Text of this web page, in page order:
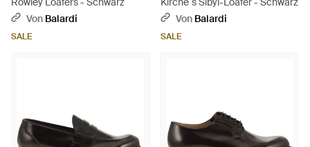
Von Balardi
SALE
Von Balardi
SALE